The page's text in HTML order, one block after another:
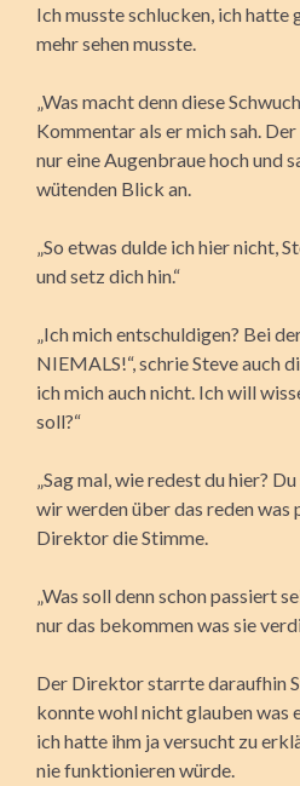
Ich musste schlucken, ich hatte
mehr sehen musste.
„Was macht denn diese
Kommentar als er mich sah.
nur eine Augenbraue hoch und
wütenden Blick an.
„So etwas dulde ich hier nicht,
und setz dich hin.“
„Ich mich entschuldigen? Bei
NIEMALS!“, schrie Steve auch
ich mich auch nicht. Ich will
soll?“
„Sag mal, wie redest du hier?
wir werden über das reden was
Direktor die Stimme.
„Was soll denn schon passiert
nur das bekommen was sie
Der Direktor starrte daraufhin
konnte wohl nicht glauben was
ich hatte ihm ja versucht zu
nie funktionieren würde.